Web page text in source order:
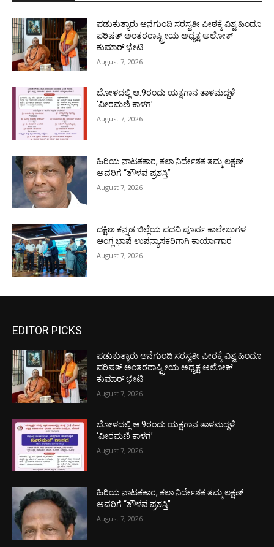
ಪಡುಕುತ್ಯಾರು ಆನೆಗುಂದಿ ಸರಸ್ವತೀ ಪೀಠಕ್ಕೆ ವಿಶ್ವ ಹಿಂದೂ
ಪರಿಷತ್ ಅಂತರರಾಷ್ಟ್ರೀಯ ಅಧ್ಯಕ್ಷ ಅಲೋಕ್
ಕುಮಾರ್ ಭೇಟಿ
August 7, 2026
ಬೋಳದಲ್ಲಿ ಆ.9ರಂದು ಯಕ್ಷಗಾನ ತಾಳಮದ್ದಳೆ
‘ವೀರಮಣಿ ಕಾಳಗ’
August 7, 2026
ಹಿರಿಯ ನಾಟಕಕಾರ, ಕಲಾ ನಿರ್ದೇಶಕ ತಮ್ಮ ಲಕ್ಷಣ್
ಅವರಿಗೆ “ತೌಳವ ಪ್ರಶಸ್ತಿ”
August 7, 2026
ದಕ್ಷಿಣ ಕನ್ನಡ ಜಿಲ್ಲೆಯ ಪದವಿ ಪೂರ್ವ ಕಾಲೇಜುಗಳ
ಆಂಗ್ಲ ಭಾಷೆ ಉಪನ್ಯಾಸಕರಿಗಾಗಿ ಕಾರ್ಯಾಗಾರ
August 7, 2026
EDITOR PICKS
ಪಡುಕುತ್ಯಾರು ಆನೆಗುಂದಿ ಸರಸ್ವತೀ ಪೀಠಕ್ಕೆ ವಿಶ್ವ ಹಿಂದೂ
ಪರಿಷತ್ ಅಂತರರಾಷ್ಟ್ರೀಯ ಅಧ್ಯಕ್ಷ ಅಲೋಕ್
ಕುಮಾರ್ ಭೇಟಿ
August 7, 2026
ಬೋಳದಲ್ಲಿ ಆ.9ರಂದು ಯಕ್ಷಗಾನ ತಾಳಮದ್ದಳೆ
‘ವೀರಮಣಿ ಕಾಳಗ’
August 7, 2026
ಹಿರಿಯ ನಾಟಕಕಾರ, ಕಲಾ ನಿರ್ದೇಶಕ ತಮ್ಮ ಲಕ್ಷಣ್
ಅವರಿಗೆ “ತೌಳವ ಪ್ರಶಸ್ತಿ”
August 7, 2026